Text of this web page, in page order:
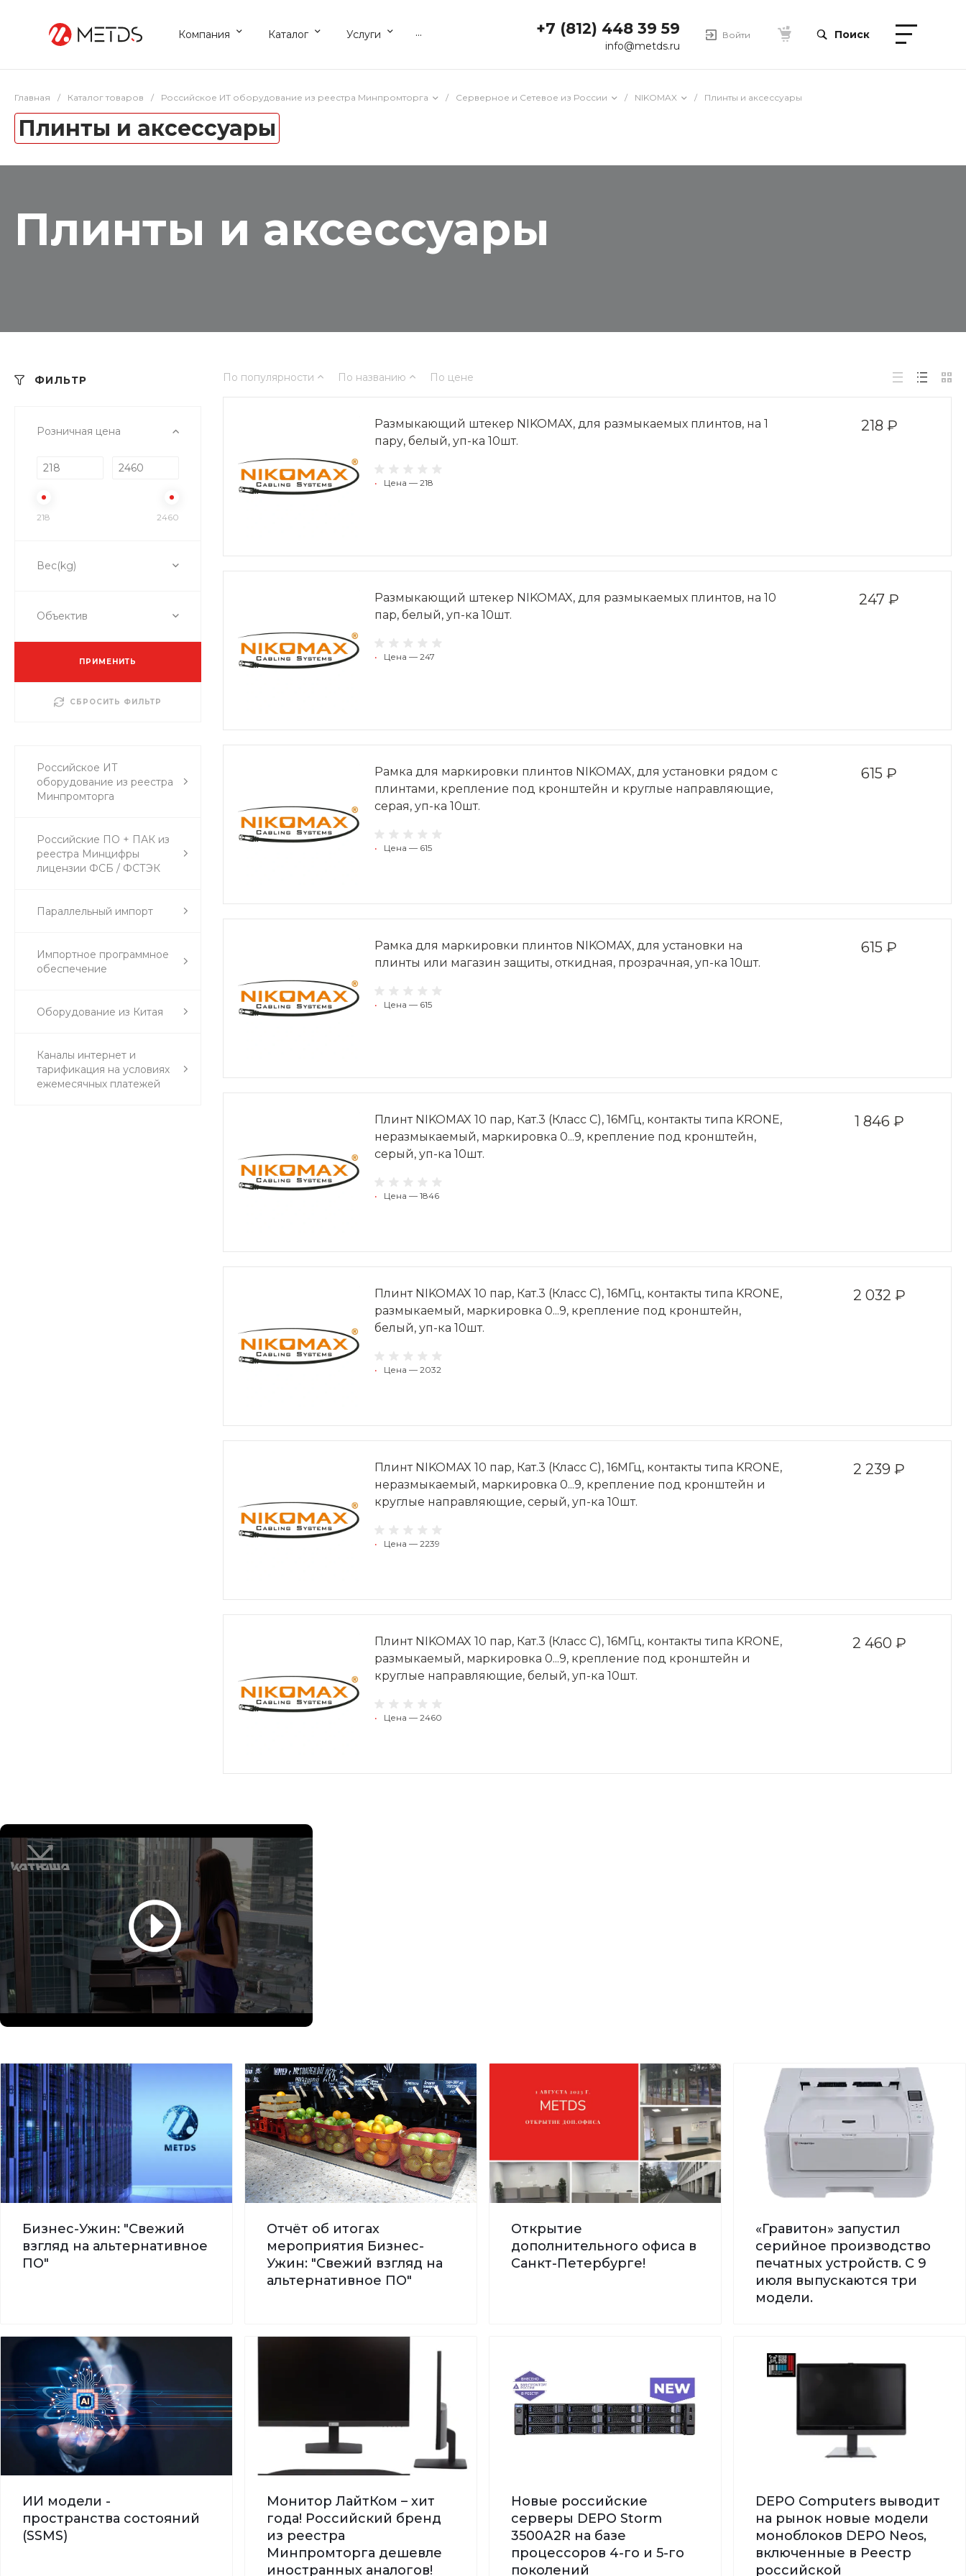
Компания Каталог Услуги ... +7 (812) 448 39 59
info@metds.ru
Войти Поиск
Главная / Каталог товаров / Российское ИТ оборудование из реестра Минпромторга / Серверное и Сетевое из России / NIKOMAX / Плинты и аксессуары
Плинты и аксессуары
Плинты и аксессуары
ФИЛЬТР
Розничная цена
218 2460
Вес(kg)
Объектив
ПРИМЕНИТЬ
СБРОСИТЬ ФИЛЬТР
Российское ИТ
оборудование из реестра
Минпромторга
Российские ПО + ПАК из
реестра Минцифры
лицензии ФСБ / ФСТЭК
Параллельный импорт
Импортное программное
обеспечение
Оборудование из Китая
Каналы интернет и
тарификация на условиях
ежемесячных платежей
По популярности По названию По цене
218 ₽
Размыкающий штекер NIKOMAX, для размыкаемых плинтов, на 1
пару, белый, уп-ка 10шт.
• Цена — 218
247 ₽
Размыкающий штекер NIKOMAX, для размыкаемых плинтов, на 10
пар, белый, уп-ка 10шт.
• Цена — 247
615 ₽
Рамка для маркировки плинтов NIKOMAX, для установки рядом с
плинтами, крепление под кронштейн и круглые направляющие,
серая, уп-ка 10шт.
• Цена — 615
615 ₽
Рамка для маркировки плинтов NIKOMAX, для установки на
плинты или магазин защиты, откидная, прозрачная, уп-ка 10шт.
• Цена — 615
1 846 ₽
Плинт NIKOMAX 10 пар, Кат.3 (Класс C), 16МГц, контакты типа KRONE,
неразмыкаемый, маркировка 0...9, крепление под кронштейн,
серый, уп-ка 10шт.
• Цена — 1846
2 032 ₽
Плинт NIKOMAX 10 пар, Кат.3 (Класс C), 16МГц, контакты типа KRONE,
размыкаемый, маркировка 0...9, крепление под кронштейн,
белый, уп-ка 10шт.
• Цена — 2032
2 239 ₽
Плинт NIKOMAX 10 пар, Кат.3 (Класс C), 16МГц, контакты типа KRONE,
неразмыкаемый, маркировка 0...9, крепление под кронштейн и
круглые направляющие, серый, уп-ка 10шт.
• Цена — 2239
2 460 ₽
Плинт NIKOMAX 10 пар, Кат.3 (Класс C), 16МГц, контакты типа KRONE,
размыкаемый, маркировка 0...9, крепление под кронштейн и
круглые направляющие, белый, уп-ка 10шт.
• Цена — 2460
Бизнес-Ужин: "Свежий
взгляд на альтернативное
ПО"
Отчёт об итогах
мероприятия Бизнес-
Ужин: "Свежий взгляд на
альтернативное ПО"
Открытие
дополнительного офиса в
Санкт-Петербурге!
«Гравитон» запустил
серийное производство
печатных устройств. С 9
июля выпускаются три
модели.
ИИ модели -
пространства состояний
(SSMS)
Монитор ЛайтКом – хит
года! Российский бренд
из реестра
Минпромторга дешевле
иностранных аналогов!
Новые российские
серверы DEPO Storm
3500А2R на базе
процессоров 4-го и 5-го
поколений
DEPO Computers выводит
на рынок новые модели
моноблоков DEPO Neos,
включенные в Реестр
российской